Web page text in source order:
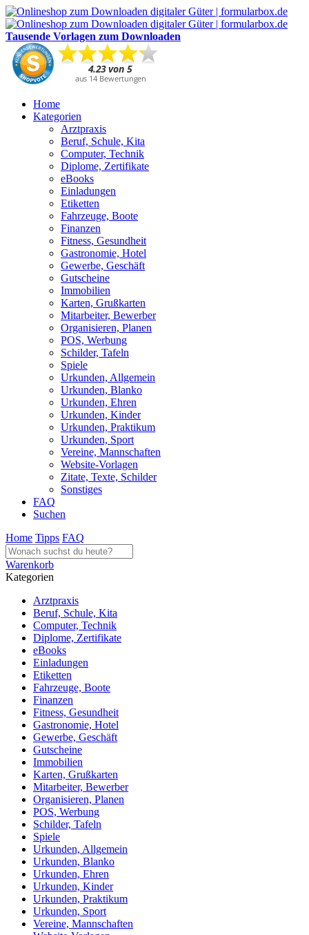
Tausende Vorlagen zum Downloaden
Home
Kategorien
Arztpraxis
Beruf, Schule, Kita
Computer, Technik
Diplome, Zertifikate
eBooks
Einladungen
Etiketten
Fahrzeuge, Boote
Finanzen
Fitness, Gesundheit
Gastronomie, Hotel
Gewerbe, Geschäft
Gutscheine
Immobilien
Karten, Grußkarten
Mitarbeiter, Bewerber
Organisieren, Planen
POS, Werbung
Schilder, Tafeln
Spiele
Urkunden, Allgemein
Urkunden, Blanko
Urkunden, Ehren
Urkunden, Kinder
Urkunden, Praktikum
Urkunden, Sport
Vereine, Mannschaften
Website-Vorlagen
Zitate, Texte, Schilder
Sonstiges
FAQ
Suchen
Home Tipps FAQ
Warenkorb
Kategorien
Arztpraxis
Beruf, Schule, Kita
Computer, Technik
Diplome, Zertifikate
eBooks
Einladungen
Etiketten
Fahrzeuge, Boote
Finanzen
Fitness, Gesundheit
Gastronomie, Hotel
Gewerbe, Geschäft
Gutscheine
Immobilien
Karten, Grußkarten
Mitarbeiter, Bewerber
Organisieren, Planen
POS, Werbung
Schilder, Tafeln
Spiele
Urkunden, Allgemein
Urkunden, Blanko
Urkunden, Ehren
Urkunden, Kinder
Urkunden, Praktikum
Urkunden, Sport
Vereine, Mannschaften